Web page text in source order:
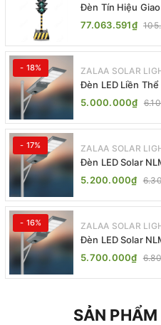
Đèn Tín Hiệu
Trời ZALAA ZL-
77.063.591₫
- 18% ZALAA SOLAR
Đèn LED Liền
TG 20W 25W
5.000.000₫
- 17% ZALAA SOLAR
Đèn LED Solar
One | ZALAA
5.200.000₫
- 16% ZALAA SOLAR
Đèn LED Solar
One | ZALAA
5.700.000₫
SẢN